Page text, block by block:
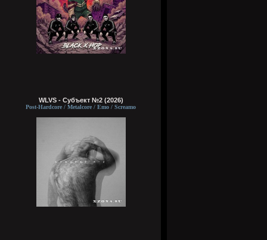
WLVS - Субъект №2 (2026)
Post-Hardcore / Metalcore / Emo / Screamo